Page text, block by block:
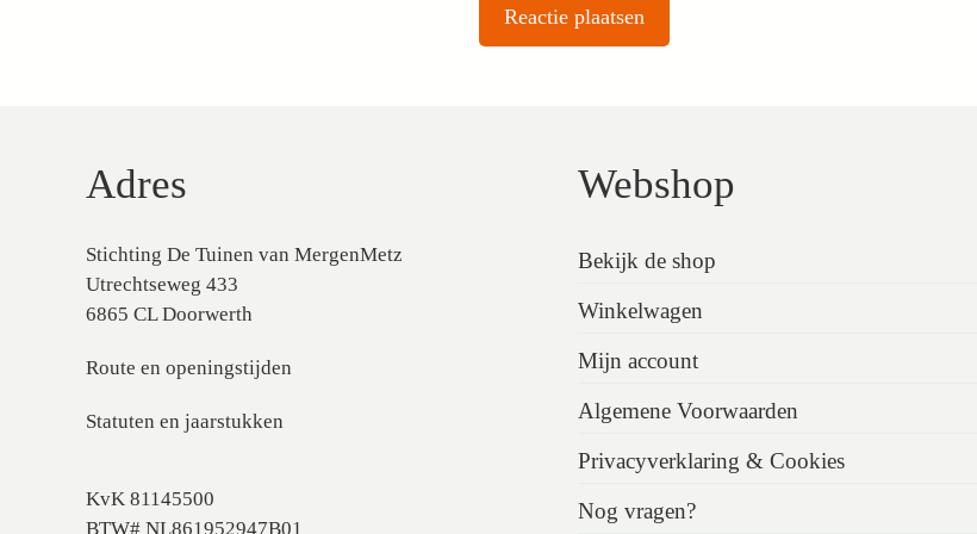
Adres
Stichting De Tuinen van MergenMetz
Utrechtseweg 433
6865 CL Doorwerth
Route en openingstijden
Statuten en jaarstukken
KvK 81145500
BTW# NL861952947B01
Webshop
Bekijk de shop
Winkelwagen
Mijn account
Algemene Voorwaarden
Privacyverklaring & Cookies
Nog vragen?